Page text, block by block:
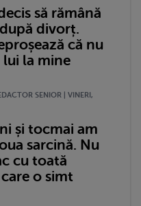
să rămână
divorț.
că nu
lui la mine
SENIOR | VINERI,
și tocmai am
sarcină. Nu
cu toată
o simt